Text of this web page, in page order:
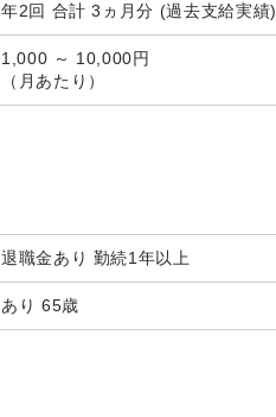
年2回 合計 3ヵ月分 (過去支給実績)
1,000 ～ 10,000円
（月あたり）
退職金あり 勤続1年以上
あり 65歳